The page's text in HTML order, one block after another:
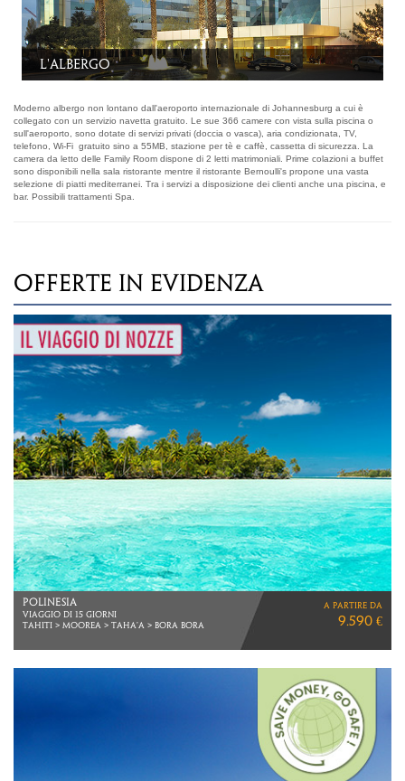
La piscina
Moderno albergo non lontano dall'aeroporto internazionale di Johannesburg a cui è
collegato con un servizio navetta gratuito. Le sue 366 camere con vista sulla piscina o
sull'aeroporto, sono dotate di servizi privati (doccia o vasca), aria condizionata, TV,
telefono, Wi-Fi gratuito sino a 55MB, stazione per tè e caffè, cassetta di sicurezza. La
camera da letto delle Family Room dispone di 2 letti matrimoniali. Prime colazioni a buffet
sono disponibili nella sala ristorante mentre il ristorante Bernoulli's propone una vasta
selezione di piatti mediterranei. Tra i servizi a disposizione dei clienti anche una piscina, e
bar. Possibili trattamenti Spa.
OFFERTE IN EVIDENZA
THAILANDIA
2 NOTTI SINGAPORE
5 NOTTI KHAO LAK
a partire da
3.490 €